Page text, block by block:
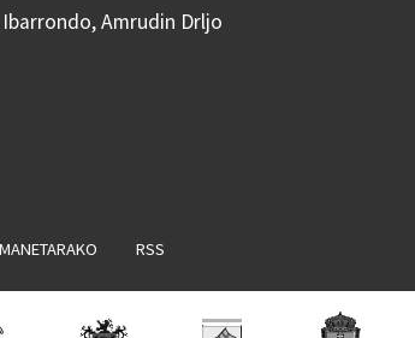
Amrudin Drljo
RSS